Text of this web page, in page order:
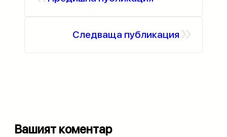
Следваща публикация
Вашият коментар